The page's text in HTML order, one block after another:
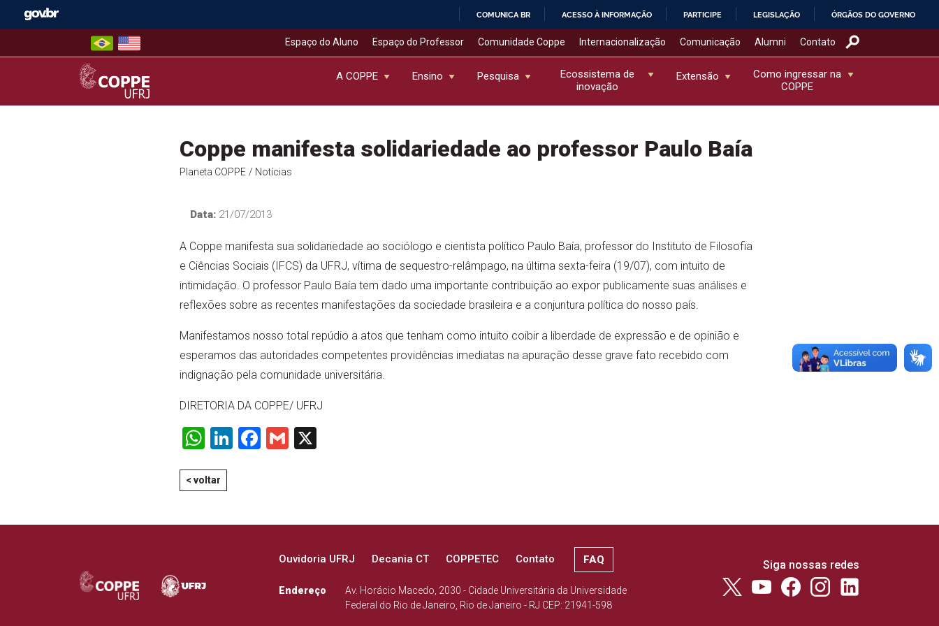
COMUNICA BR ACESSO À INFORMAÇÃO PARTICIPE LEGISLAÇÃO ÓRGÃOS DO GOVERNO
Espaço do Aluno Espaço do Professor Comunidade Coppe Internacionalização Comunicação Alumni Contato
COPPE – UFRJ
A COPPE Ensino Pesquisa
Ecossistema de
inovação
Extensão
Como ingressar na
COPPE
Coppe manifesta solidariedade ao professor Paulo Baía
Planeta COPPE / Notícias
Data:21/07/2013
A Coppe manifesta sua solidariedade ao sociólogo e cientista político Paulo Baía, professor do Instituto de Filosofia
e Ciências Sociais (IFCS) da UFRJ, vítima de sequestro-relâmpago, na última sexta-feira (19/07), com intuito de
intimidação. O professor Paulo Baía tem dado uma importante contribuição ao expor publicamente suas análises e
reflexões sobre as recentes manifestações da sociedade brasileira e a conjuntura política do nosso país.
Manifestamos nosso total repúdio a atos que tenham como intuito coibir a liberdade de expressão e de opinião e
esperamos das autoridades competentes providências imediatas na apuração desse grave fato recebido com
indignação pela comunidade universitária.
DIRETORIA DA COPPE/ UFRJ
WhatsApp
LinkedIn
Facebook
Gmail
X
< voltar
Ouvidoria UFRJ Decania CT COPPETEC Contato FAQ
Endereço
Av. Horácio Macedo, 2030 - Cidade Universitária da Universidade
Federal do Rio de Janeiro, Rio de Janeiro - RJ CEP: 21941-598
Siga nossas redes